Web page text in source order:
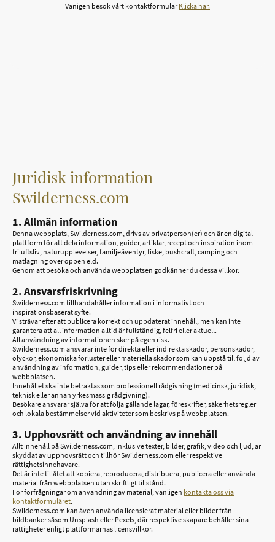
Vänigen besök vårt kontaktformulärKlicka här.
Juridisk information –
Swilderness.com
1. Allmän information
Denna webbplats, Swilderness.com, drivs av privatperson(er) och är en digital
plattform för att dela information, guider, artiklar, recept och inspiration inom
friluftsliv, naturupplevelser, familjeäventyr, fiske, bushcraft, camping och
matlagning över öppen eld.
Genom att besöka och använda webbplatsen godkänner du dessa villkor.
2. Ansvarsfriskrivning
Swilderness.com tillhandahåller information i informativt och
inspirationsbaserat syfte.
Vi strävar efter att publicera korrekt och uppdaterat innehåll, men kan inte
garantera att all information alltid är fullständig, felfri eller aktuell.
All användning av informationen sker på egen risk.
Swilderness.com ansvarar inte för direkta eller indirekta skador, personskador,
olyckor, ekonomiska förluster eller materiella skador som kan uppstå till följd av
användning av information, guider, tips eller rekommendationer på
webbplatsen.
Innehållet ska inte betraktas som professionell rådgivning (medicinsk, juridisk,
teknisk eller annan yrkesmässig rådgivning).
Besökare ansvarar själva för att följa gällande lagar, föreskrifter, säkerhetsregler
och lokala bestämmelser vid aktiviteter som beskrivs på webbplatsen.
3. Upphovsrätt och användning av innehåll
Allt innehåll på Swilderness.com, inklusive texter, bilder, grafik, video och ljud, är
skyddat av upphovsrätt och tillhör Swilderness.com eller respektive
rättighetsinnehavare.
Det är inte tillåtet att kopiera, reproducera, distribuera, publicera eller använda
material från webbplatsen utan skriftligt tillstånd.
För förfrågningar om användning av material, vänligen kontakta oss via
kontaktformuläret.
Swilderness.com kan även använda licensierat material eller bilder från
bildbanker såsom Unsplash eller Pexels, där respektive skapare behåller sina
rättigheter enligt plattformarnas licensvillkor.